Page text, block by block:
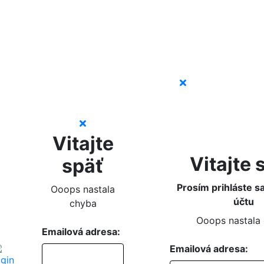
Vitajte
späť
Ooops nastala
chyba
Emailová adresa:
Vitajte
Prosím prihláste
účtu
Ooops nastala
Emailová adresa: